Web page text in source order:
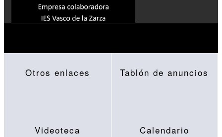
Otros enlaces Tablón de anuncios
Videoteca Calendario